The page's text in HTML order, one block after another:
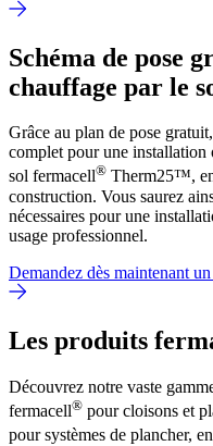
Schéma de pose
chauffage par le
Grâce au plan de pose
complet pour une installation
sol fermacell® Therm25™,
construction. Vous saurez
nécessaires pour une
usage professionnel.
Demandez dès maintenant
Les produits
Découvrez notre vaste
fermacell® pour cloisons et
pour systèmes de plancher,